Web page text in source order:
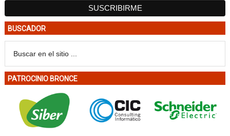
BUSCADOR
PATROCINIO BRONCE